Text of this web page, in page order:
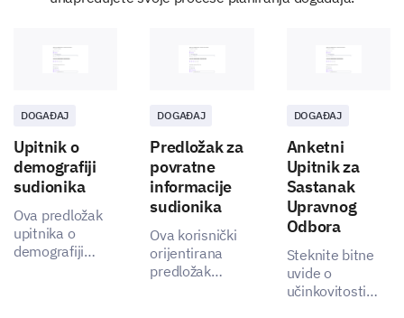
Registration process
event organization?
DOGAĐAJ
Upitnik o
demografiji
sudionika
Ova predložak
upitnika o
demografiji
DOGAĐAJ
Predložak za
povratne
informacije
sudionika
Ova korisnički
orijentirana
predložak
DOGAĐAJ
Anketni
Upitnik za
Sastanak
Upravnog
Odbora
Steknite bitne
uvide o
učinkovitosti